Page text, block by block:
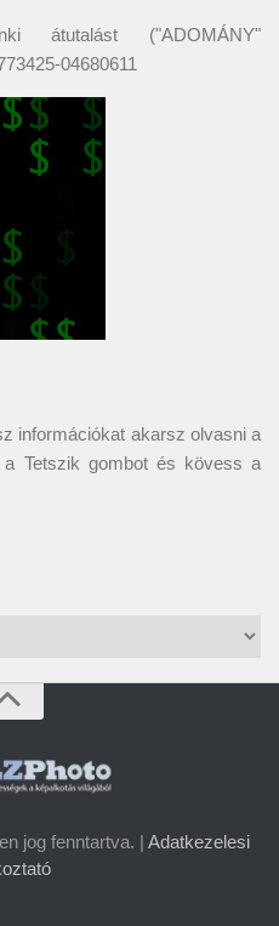
átutalást ("ADOMÁNY"
04680611
információkat akarsz olvasni a
Tetszik gombot és kövess a
jog fenntartva. | Adatkezelesi